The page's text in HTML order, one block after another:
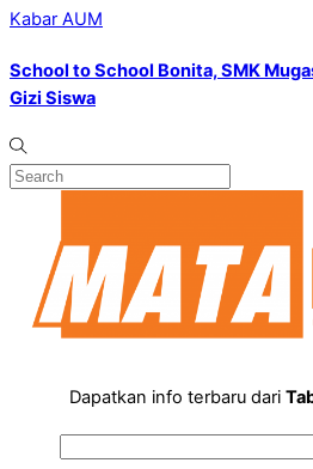
Kabar AUM
School to School Bonita, SMK
Gizi Siswa
Dapatkan info terbaru dari